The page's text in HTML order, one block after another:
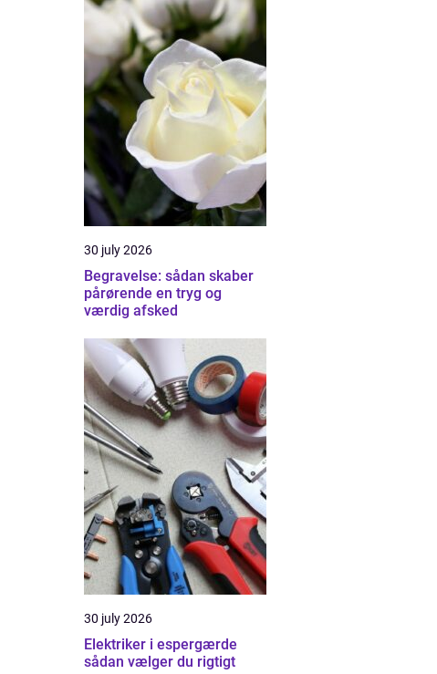
30 july 2026
Begravelse: sådan skaber
pårørende en tryg og
værdig afsked
30 july 2026
Elektriker i espergærde
sådan vælger du rigtigt